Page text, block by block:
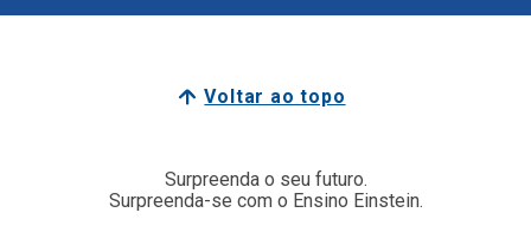
Voltar ao topo
Surpreenda o seu futuro.
Surpreenda-se com o Ensino Einstein.